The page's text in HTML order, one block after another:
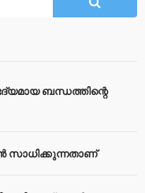
ബന്ധത്തിന്റെ